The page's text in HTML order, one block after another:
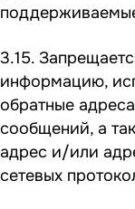
3.15.
информацию,
обратные
сообщений, а
адрес и/или
сетевых